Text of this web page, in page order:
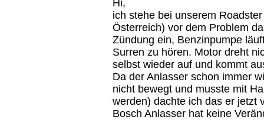
Hi,
ich stehe bei unserem
Österreich) vor dem Problem
Zündung ein, Benzinpumpe
Surren zu hören. Motor dreht
selbst wieder auf und kommt
Da der Anlasser schon immer
nicht bewegt und musste mit
werden) dachte ich das er jetzt
Bosch Anlasser hat keine